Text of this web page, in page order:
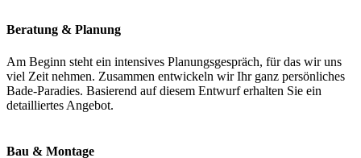
Beratung & Planung
Am Beginn steht ein intensives Planungsgespräch, für das wir uns
viel Zeit nehmen. Zusammen entwickeln wir Ihr ganz persönliches
Bade-Paradies. Basierend auf diesem Entwurf erhalten Sie ein
detailliertes Angebot.
Bau & Montage